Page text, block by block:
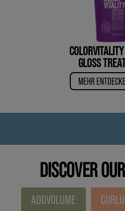
GLOSS
MEHR
DISCOVER
ADDVOLUME